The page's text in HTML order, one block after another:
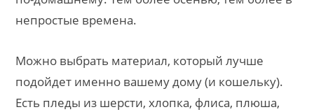
непростые времена.
Можно выбрать материал, который лучше
подойдет именно вашему дому (и кошельку).
Есть пледы из шерсти, хлопка, флиса, плюша,